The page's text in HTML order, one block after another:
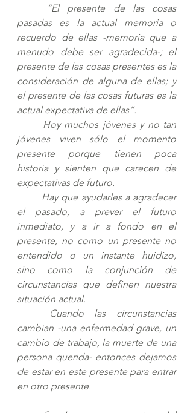
“El presente de las cosas
pasadas es la actual memoria o
recuerdo de ellas -memoria que a
menudo debe ser agradecida-; el
presente de las cosas presentes es la
consideración de alguna de ellas; y
el presente de las cosas futuras es la
actual expectativa de ellas”.
Hoy muchos jóvenes y no tan
jóvenes viven sólo el momento
presente porque tienen poca
historia y sienten que carecen de
expectativas de futuro.
Hay que ayudarles a agradecer
el pasado, a prever el futuro
inmediato, y a ir a fondo en el
presente, no como un presente no
entendido o un instante huidizo,
sino como la conjunción de
circunstancias que definen nuestra
situación actual.
Cuando las circunstancias
cambian -una enfermedad grave, un
cambio de trabajo, la muerte de una
persona querida- entonces dejamos
de estar en este presente para entrar
en otro presente.